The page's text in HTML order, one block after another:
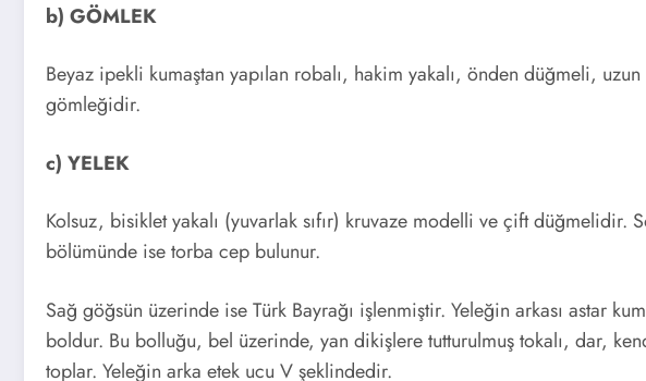
b) GÖMLEK
Beyaz ipekli kumaştan yapılan robalı, hakim yakalı, önden düğmeli,
gömleğidir.
c) YELEK
Kolsuz, bisiklet yakalı (yuvarlak sıfır) kruvaze modelli ve çift düğmelidir.
bölümünde ise torba cep bulunur.
Sağ göğsün üzerinde ise Türk Bayrağı işlenmiştir. Yeleğin arkası astar
boldur. Bu bolluğu, bel üzerinde, yan dikişlere tutturulmuş tokalı, dar,
toplar. Yeleğin arka etek ucu V şeklindedir.